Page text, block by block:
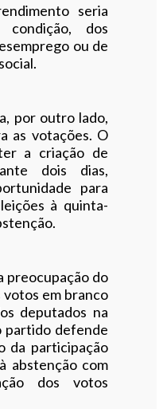
seria
dos
ou de
por outro lado,
as votações. O
a criação de
dois dias,
para
à quinta-
preocupação do
votos em branco
deputados na
partido defende
da participação
abstenção com
dos votos